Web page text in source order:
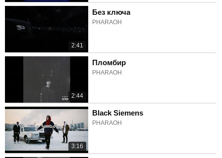
2:41
Без ключа
PHARAOH
2:44
Пломбир
PHARAOH
3:16
Black Siemens
PHARAOH